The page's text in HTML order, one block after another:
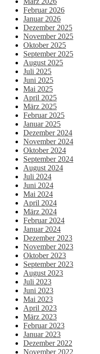
Februar 2026
Januar 2026
Dezember 2025
November 2025
Oktober 2025
September 2025
August 2025
Juli 2025
Juni 2025
Mai 2025
April 2025
März 2025
Februar 2025
Januar 2025
Dezember 2024
November 2024
Oktober 2024
September 2024
August 2024
Juli 2024
Juni 2024
Mai 2024
April 2024
März 2024
Februar 2024
Januar 2024
Dezember 2023
November 2023
Oktober 2023
September 2023
August 2023
Juli 2023
Juni 2023
Mai 2023
April 2023
März 2023
Februar 2023
Januar 2023
Dezember 2022
November 2022